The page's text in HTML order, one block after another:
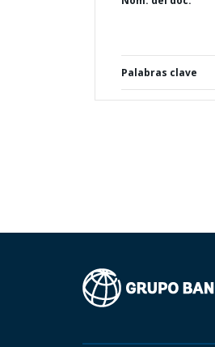
Palabras clave